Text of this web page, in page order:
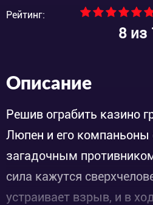
Рейтинг:
8из
Описание
Решив ограбить казино
Люпен и его компаньоны
загадочным
сила кажутся
устраивает взрыв, и в